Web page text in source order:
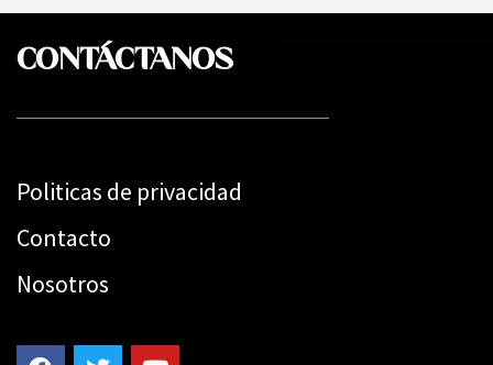
CONTÁCTANOS
Politicas de privacidad
Contacto
Nosotros